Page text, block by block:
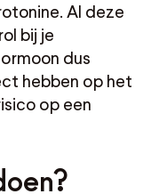
Al deze
bij je
dus
hebben op het
op een